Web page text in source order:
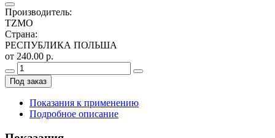
Производитель:
TZMO
Страна:
РЕСПУБЛИКА ПОЛЬША
от 240.00 р.
Под заказ
Показания к применению
Подробное описание